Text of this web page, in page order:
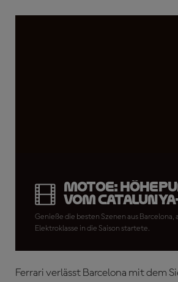
MotoE:
vom
Genieße die besten Szenen aus Barcelona,
Elektroklasse in die Saison startete.
Ferrari verlässt Barcelona mit dem